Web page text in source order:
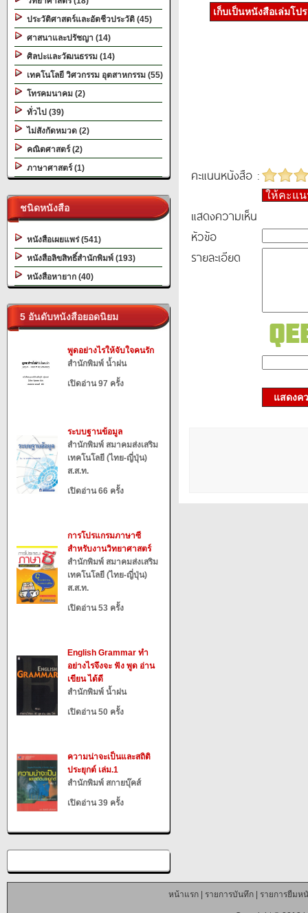
ประวัติศาสตร์และอัตชีวประวัติ (45)
ศาสนาและปรัชญา (14)
ศิลปะและวัฒนธรรม (14)
เทคโนโลยี วิศวกรรม อุตสาหกรรม (55)
โทรคมนาคม (2)
ทั่วไป (39)
ไม่สังกัดหมวด (2)
คณิตศาสตร์ (2)
ภาษาศาสตร์ (1)
ชนิดหนังสือ
หนังสือเผยแพร่ (541)
หนังสือลิขสิทธิ์สำนักพิมพ์ (193)
หนังสือหายาก (40)
5 อันดับหนังสือยอดนิยม
พูดอย่างไรให้จับใจคนรัก
สำนักพิมพ์ น้ำฝน
เปิดอ่าน 97 ครั้ง
ระบบฐานข้อมูล
สำนักพิมพ์ สมาคมส่งเสริม
เทคโนโลยี (ไทย-ญี่ปุ่น)
ส.ส.ท.
เปิดอ่าน 66 ครั้ง
การโปรแกรมภาษาซี
สำหรับงานวิทยาศาสตร์
สำนักพิมพ์ สมาคมส่งเสริม
เทคโนโลยี (ไทย-ญี่ปุ่น)
ส.ส.ท.
เปิดอ่าน 53 ครั้ง
English Grammar ทำ
อย่างไรจึงจะ ฟัง พูด อ่าน
เขียน ได้ดี
สำนักพิมพ์ น้ำฝน
เปิดอ่าน 50 ครั้ง
ความน่าจะเป็นและสถิติ
ประยุกต์ เล่ม.1
สำนักพิมพ์ สกายบุ๊คส์
เปิดอ่าน 39 ครั้ง
เก็บเป็นหนังสือเล่มโป
คะแนนหนังสือ :
ให้คะแ
แสดงความเห็น
หัวข้อ
รายละเอียด
แสดงค
หน้าแรก| รายการบันทึก| รายการยืมห